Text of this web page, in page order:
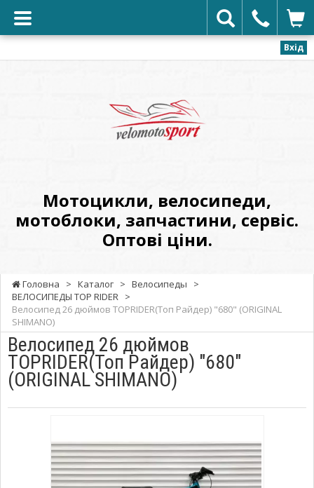
Вхід
Оптові
ціни.
Мотоцикли, велосипеди,
мотоблоки, запчастини, сервіс.
Оптові ціни.
Головна > Каталог > Велосипеды
>
ВЕЛОСИПЕДЫ TOP RIDER >
Велосипед 26 дюймов TOPRIDER(Топ Райдер) "680" (ORIGINAL
SHIMANO)
Велосипед 26 дюймов
TOPRIDER(Топ Райдер) "680"
(ORIGINAL SHIMANO)